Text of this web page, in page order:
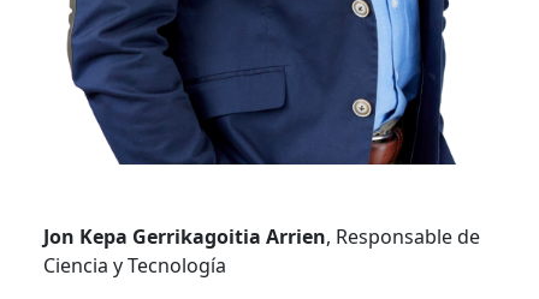
Jon Kepa Gerrikagoitia Arrien, Responsable de
Ciencia y Tecnología